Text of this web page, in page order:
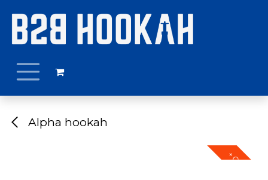
Alpha hookah
+ COLORES